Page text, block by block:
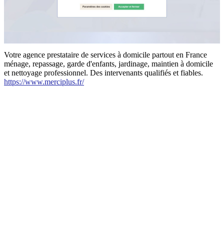
Votre agence prestataire de services à domicile partout en France
ménage, repassage, garde d'enfants, jardinage, maintien à domicile
et nettoyage professionnel. Des intervenants qualifiés et fiables.
https://www.merciplus.fr/